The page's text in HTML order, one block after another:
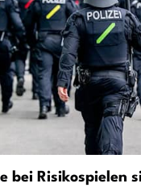
bei Risikospielen